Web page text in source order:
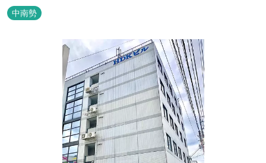
わず楽しめます。 食器・調理器具の揃った自炊棟や24時間利用可
能なシャワールームなど充実の設備で快適にお過ごしいただけま
用いただけます(１棟につき１時間)
中南勢